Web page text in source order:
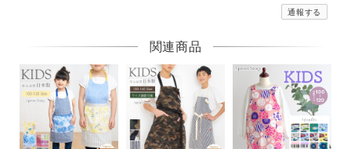
通報する
関連商品